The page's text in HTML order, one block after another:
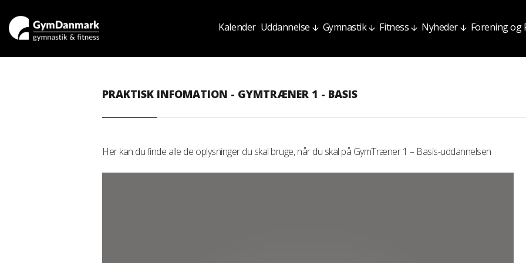
Kalender Uddannelse Gymnastik Fitness Nyheder Forening og
PRAKTISK INFOMATION - GYMTRÆNER 1 - BASIS
Her kan du finde alle de oplysninger du skal bruge, når du skal på GymTræner 1 – Basis-uddannelsen